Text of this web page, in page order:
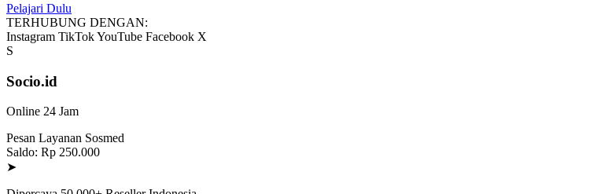
Pelajari Dulu
TERHUBUNG DENGAN:
Instagram TikTokYouTube Facebook X
S
Socio.id
Online 24 Jam
Pesan Layanan Sosmed
Saldo: Rp 250.000
➤